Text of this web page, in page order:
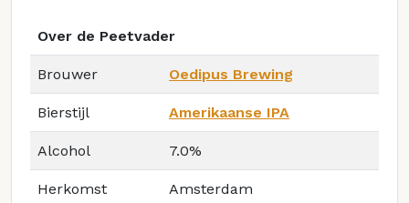
Over de Peetvader
Brouwer Oedipus Brewing
Bierstijl Amerikaanse IPA
Alcohol 7.0%
Herkomst Amsterdam